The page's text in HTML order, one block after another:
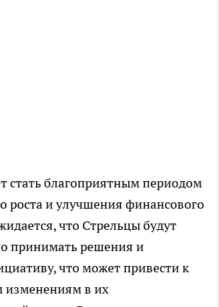
стать благоприятным периодом
роста и улучшения финансового
что Стрельцы будут
принимать решения и
что может привести к
изменениям в их